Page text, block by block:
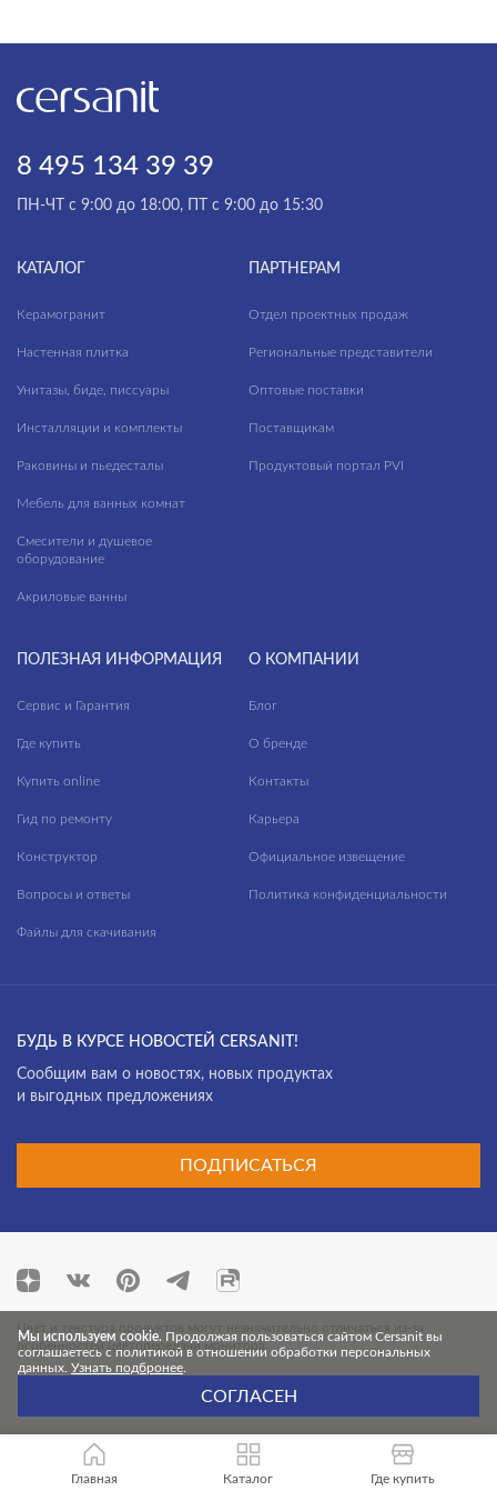
8 495 134 39 39
ПН-ЧТ с 9:00 до 18:00, ПТ с 9:00 до 15:30
КАТАЛОГ
Керамогранит
Настенная плитка
Унитазы, биде, писсуары
Инсталляции и комплекты
Раковины и пьедесталы
Мебель для ванных комнат
Смесители и душевое
оборудование
Акриловые ванны
ПАРТНЕРАМ
Отдел проектных продаж
Региональные представители
Оптовые поставки
Поставщикам
Продуктовый портал PVI
ПОЛЕЗНАЯ ИНФОРМАЦИЯ
Сервис и Гарантия
Где купить
Купить online
Гид по ремонту
Конструктор
Вопросы и ответы
Файлы для скачивания
О КОМПАНИИ
Блог
О бренде
Контакты
Карьера
Официальное извещение
Политика конфиденциальности
БУДЬ В КУРСЕ НОВОСТЕЙ CERSANIT!
Cообщим вам о новостях, новых продуктах
и выгодных предложениях
ПОДПИСАТЬСЯ
Цвет и текстура продуктов могут незначительно отличаться из-за
особенностей цветопередачи монитора.
© 2026 Cersanit. Все права защищены.
Мы используем cookie. Продолжая пользоваться сайтом Cersanit вы
соглашаетесь с политикой в отношении обработки персональных
данных. Узнать подбронее
СОГЛАСЕН
Главная Каталог Где купить